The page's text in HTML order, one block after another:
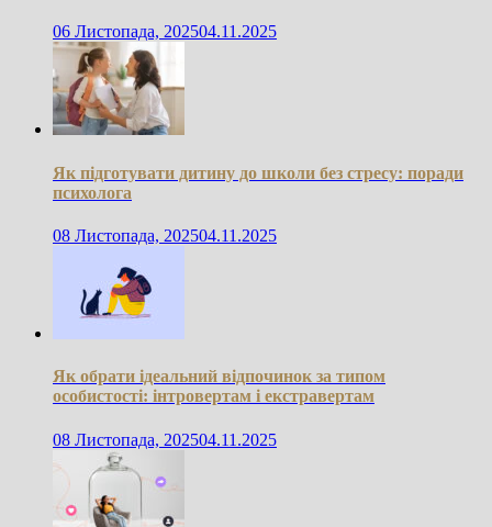
06 Листопада, 202504.11.2025
Як підготувати дитину до школи без стресу: поради
психолога
08 Листопада, 202504.11.2025
Як обрати ідеальний відпочинок за типом
особистості: інтровертам і екстравертам
08 Листопада, 202504.11.2025